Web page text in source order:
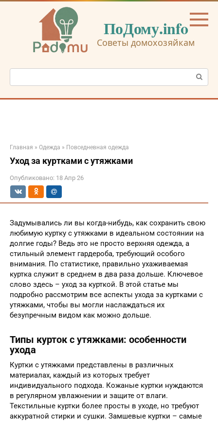
Перейти
ПоДому.info
Советы домохозяйкам
Поиск:
Главная » Одежда » Повседневная одежда
Уход за куртками с утяжками
Опубликовано: 18 Апр 26
Задумывались ли вы когда-нибудь, как сохранить свою
любимую куртку с утяжками в идеальном состоянии на
долгие годы? Ведь это не просто верхняя одежда, а
стильный элемент гардероба, требующий особого
внимания. По статистике, правильно ухаживаемая
куртка служит в среднем в два раза дольше. Ключевое
слово здесь – уход за курткой. В этой статье мы
подробно рассмотрим все аспекты ухода за куртками с
утяжками, чтобы вы могли наслаждаться их
безупречным видом как можно дольше.
Типы курток с утяжками: особенности
ухода
Куртки с утяжками представлены в различных
материалах, каждый из которых требует
индивидуального подхода. Кожаные куртки нуждаются
в регулярном увлажнении и защите от влаги.
Текстильные куртки более просты в уходе, но требуют
аккуратной стирки и сушки. Замшевые куртки – самые